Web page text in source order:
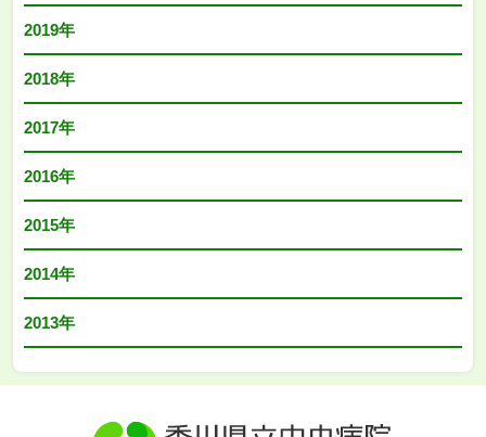
2019年
2018年
2017年
2016年
2015年
2014年
2013年